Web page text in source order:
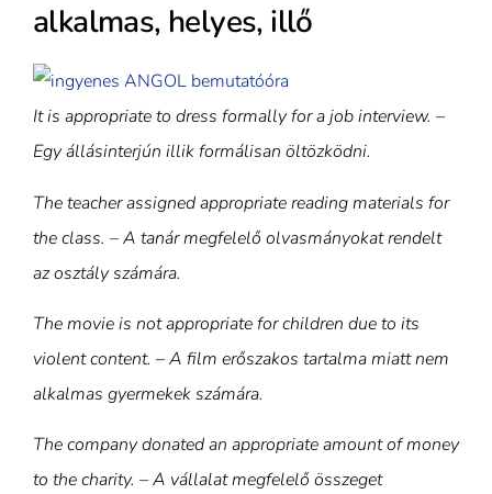
alkalmas, helyes, illő
It is appropriate to dress formally for a job interview. –
Egy állásinterjún illik formálisan öltözködni.
The teacher assigned appropriate reading materials for
the class. – A tanár megfelelő olvasmányokat rendelt
az osztály számára.
The movie is not appropriate for children due to its
violent content. – A film erőszakos tartalma miatt nem
alkalmas gyermekek számára.
The company donated an appropriate amount of money
to the charity. – A vállalat megfelelő összeget